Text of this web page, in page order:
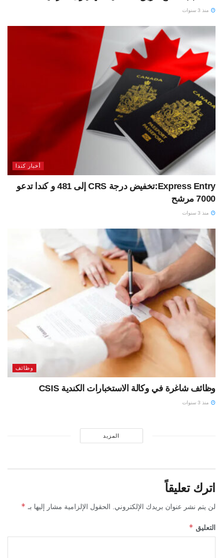
منذ 3 سنوات
أخبار كندا
Express Entry:تخفيض درجة CRS إلى 481 و كندا تدعو
7000 مرشح
منذ 3 سنوات
وظائف
وظائف شاغرة في وكالة الاستخبارات الكندية CSIS
منذ 3 سنوات
المزيد
اترك تعليقاً
لن يتم نشر عنوان بريدك الإلكتروني. الحقول الإلزامية مشار إليها بـ *
التعليق *